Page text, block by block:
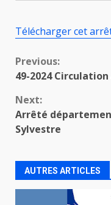
Télécharger cet
Continue
Previous:
49-2024
Next:
Arrêté
Sylvestre
AUTRES ARTICLES